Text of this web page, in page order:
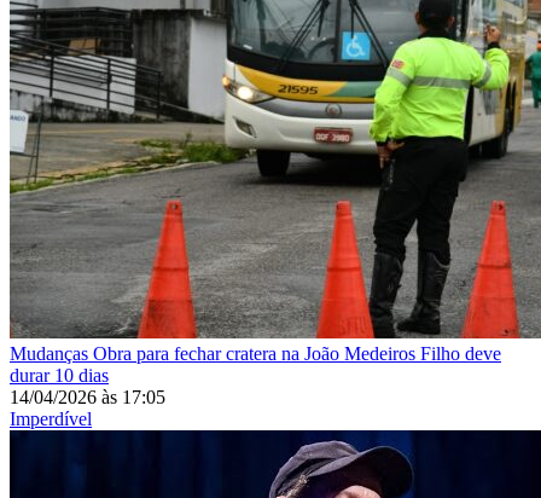
Mudanças Obra para fechar cratera na João Medeiros Filho deve
durar 10 dias
14/04/2026 às 17:05
Imperdível